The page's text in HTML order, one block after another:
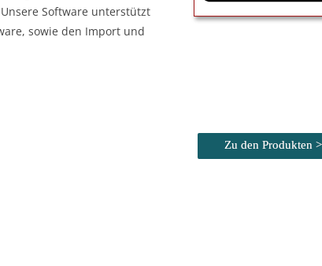
Software unterstützt
sowie den Import und
Zu den Produkten